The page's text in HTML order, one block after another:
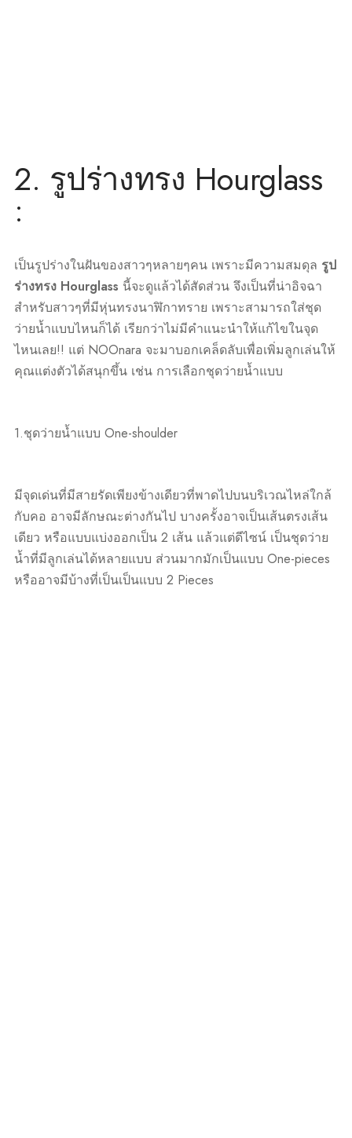
2. รูปร่างทรง Hourglass
:
เป็นรูปร่างในฝันของสาวๆหลายๆคน เพราะมีความสมดุล รูป
ร่างทรง Hourglass นี้จะดูแล้วได้สัดส่วน จึงเป็นที่น่าอิจฉา
สำหรับสาวๆที่มีหุ่นทรงนาฬิกาทราย เพราะสามารถใส่ชุด
ว่ายน้ำแบบไหนก็ได้ เรียกว่าไม่มีคำแนะนำให้แก้ไขในจุด
ไหนเลย!! แต่ NOOnara จะมาบอกเคล็ดลับเพื่อเพิ่มลูกเล่นให้
คุณแต่งตัวได้สนุกขึ้น เช่น การเลือกชุดว่ายน้ำแบบ
1.ชุดว่ายน้ำแบบ One-shoulder
มีจุดเด่นที่มีสายรัดเพียงข้างเดียวที่พาดไปบนบริเวณไหล่ใกล้
กับคอ อาจมีลักษณะต่างกันไป บางครั้งอาจเป็นเส้นตรงเส้น
เดียว หรือแบบแบ่งออกเป็น 2 เส้น แล้วแต่ดีไซน์ เป็นชุดว่าย
น้ำที่มีลูกเล่นได้หลายแบบ ส่วนมากมักเป็นแบบ One-pieces
หรืออาจมีบ้างที่เป็นเป็นแบบ 2 Pieces